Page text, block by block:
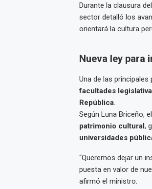
Durante la clausura del
sector detalló los
orientará la cultura
Nueva ley para
Una de las
facultades
República.
Según Luna Briceño,
patrimonio cultural,
universidades
“Queremos dejar un
puesta en valor de
afirmó el ministro.